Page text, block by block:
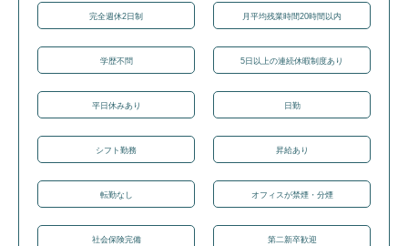
完全週休2日制 月平均残業時間20時間以内
学歴不問 5日以上の連続休暇制度あり
平日休みあり 日勤
シフト勤務 昇給あり
転勤なし オフィスが禁煙・分煙
社会保険完備 第二新卒歓迎